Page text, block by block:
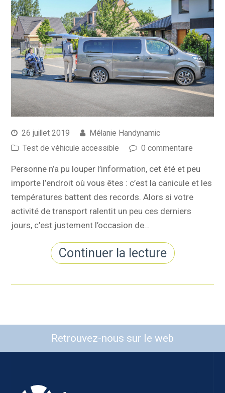
26 juillet 2019
Mélanie Handynamic
Test de véhicule accessible
0 commentaire
Personne n’a pu louper l’information, cet été et peu
importe l’endroit où vous êtes : c’est la canicule et les
températures battent des records. Alors si votre
activité de transport ralentit un peu ces derniers
jours, c’est justement l’occasion de…
Continuer la lecture
Retrouvez-nous sur le web